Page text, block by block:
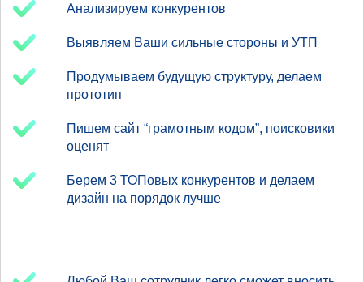
Анализируем конкурентов
Выявляем Ваши сильные стороны и УТП
Продумываем будущую структуру, делаем
прототип
Пишем сайт “грамотным кодом”, поисковики
оценят
Берем 3 ТОПовых конкурентов и делаем
дизайн на порядок лучше